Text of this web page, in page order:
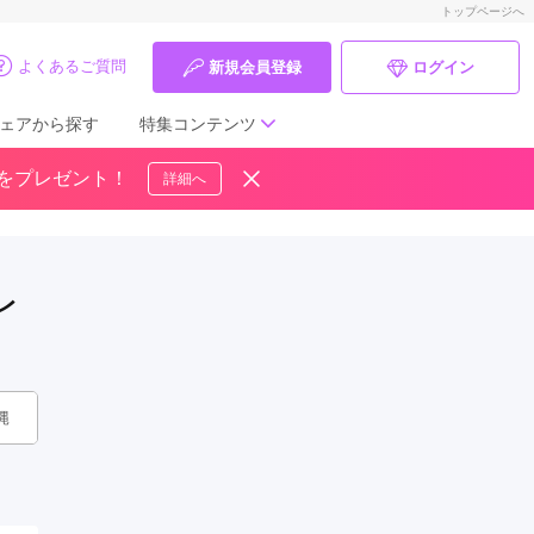
トップページへ
よくあるご質問 新規会員登録 ログイン
アから探す 特集コンテンツ
プレゼント！ 詳細へ